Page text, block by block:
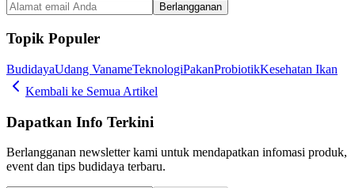
Berlangganan
Topik Populer
BudidayaUdang VanameTeknologiPakanProbiotikKesehatan Ikan
Kembali ke Semua Artikel
Dapatkan Info Terkini
Berlangganan newsletter kami untuk mendapatkan infomasi produk,
event dan tips budidaya terbaru.